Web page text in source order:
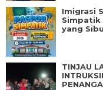
Imigrasi
Simpatik
yang
TINJAU